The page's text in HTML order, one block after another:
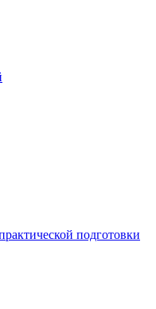
подготовки